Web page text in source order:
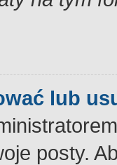
lub
posty.